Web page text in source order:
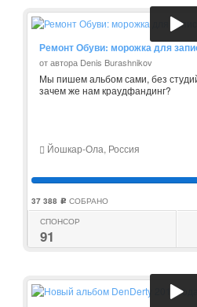
Ремонт Обуви: морожка для
от автора Denis Burashnikov
Мы пишем альбом сами, без
зачем же нам краудфандинг?
Йошкар-Ола, Россия
37 388 c СОБРАНО
СПОНСОР
91